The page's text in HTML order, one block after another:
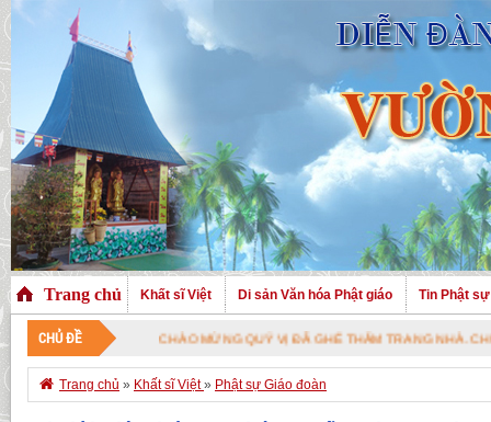
Trang chủ Khất sĩ Việt Di sản Văn hóa Phật giáo Tin Phật sự
CHỦ ĐỀ CHÀO MỪNG QUÝ VỊ ĐÃ GHÉ THĂM TRANG NHÀ. CHÚC QUÝ
 Trang chủ » Khất sĩ Việt» Phật sự Giáo đoàn